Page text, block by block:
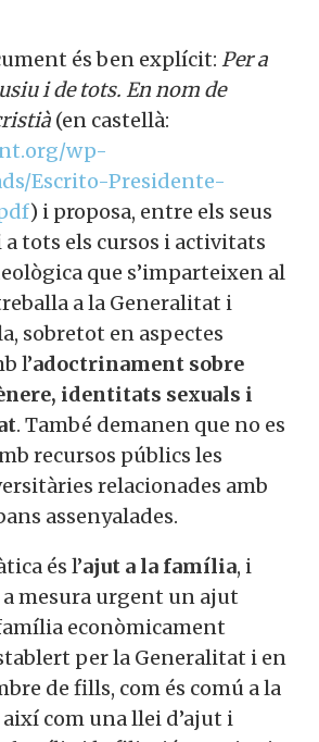
Illa celebra, i per aquest
ser també correspost
president.
és ben explícit:
i de tots. En nom de
(en castellà:
wp-
Escrito-Presidente-
) i proposa, entre els seus
tots els cursos i activitats
que s’imparteixen
treballa a la Generalitat i
sobretot en aspectes
l’adoctrinament sobre
identitats sexuals i
. També demanen que no
recursos públics les
relacionades amb
assenyalades.
és l’ajut a la família
mesura urgent un ajut
econòmicament
per la Generalitat i